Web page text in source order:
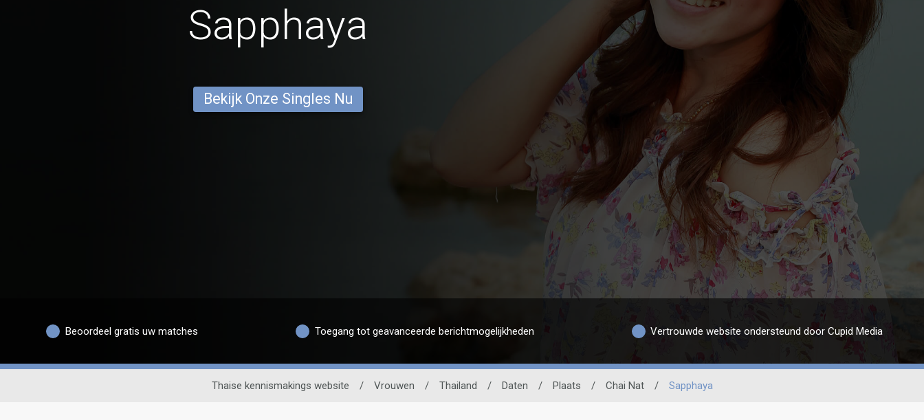
Sapphaya
Bekijk Onze Singles Nu
Beoordeel gratis uw matches Toegang tot geavanceerde berichtmogelijkheden Vertrouwde website ondersteund door Cupid Media
Thaise kennismakings website / Vrouwen / Thailand / Daten / Plaats / Chai Nat / Sapphaya